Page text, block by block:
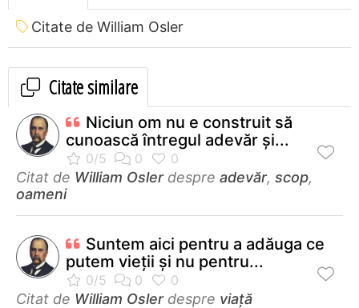
Citate de William Osler
Citate similare
Niciun om nu e construit să
cunoască întregul adevăr şi...
Citat de William Oslerdespre adevăr, scop,
oameni
Suntem aici pentru a adăuga ce
putem vieţii şi nu pentru...
Citat de William Oslerdespre viață